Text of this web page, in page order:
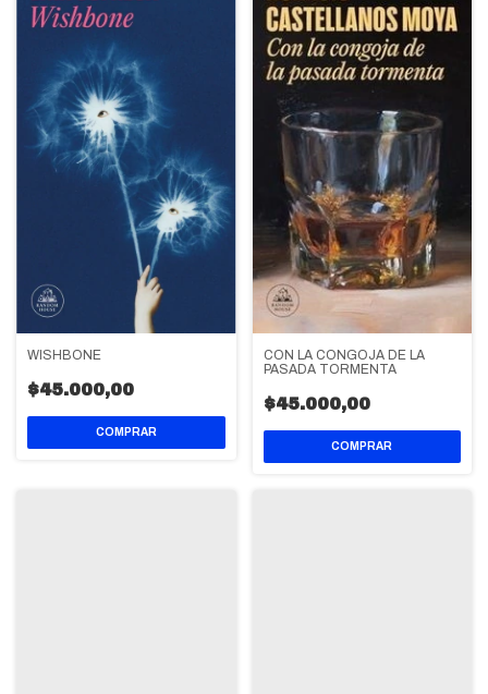
WISHBONE
$45.000,00
CON LA CONGOJA DE LA
PASADA TORMENTA
$45.000,00